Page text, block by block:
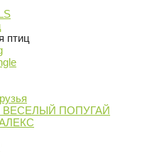
птиц
ПОПУГАЙ